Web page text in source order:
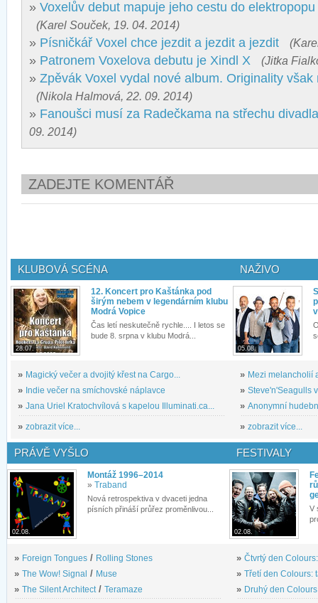
» Voxelův debut mapuje jeho cestu do
(Karel Souček, 19. 04. 2014)
» Písničkář Voxel chce jezdit a jezdit a jezdit
» Patronem Voxelova debutu je Xindl X (Jitka
» Zpěvák Voxel vydal nové album. Originality
(Nikola Halmová, 22. 09. 2014)
» Fanoušci musí za Radečkama na střechu divadla
09. 2014)
ZADEJTE KOMENTÁŘ
KLUBOVÁ SCÉNA
28.07.
12. Koncert pro Kaštánka pod
širým nebem v legendárním klubu
Modrá Vopice
Čas letí neskutečně rychle.... I letos se
bude 8. srpna v klubu Modrá...
» Magický večer a dvojitý křest na Cargo...
» Indie večer na smíchovské náplavce
» Jana Uriel Kratochvílová s kapelou Illuminati.ca...
» zobrazit více...
NAŽIVO
05.08.
» Mezi melancholií
» Steve'n'Seagulls
» Anonymní
» zobrazit více...
PRÁVĚ VYŠLO
02.08.
Montáž 1996–2014
» Traband
Nová retrospektiva v dvaceti jedna
písních přináší průřez proměnlivou...
» Foreign Tongues / Rolling Stones
» The Wow! Signal / Muse
» The Silent Architect / Teramaze
FESTIVALY
02.08.
V
» Čtvrtý den
» Třetí den Colours:
» Druhý den